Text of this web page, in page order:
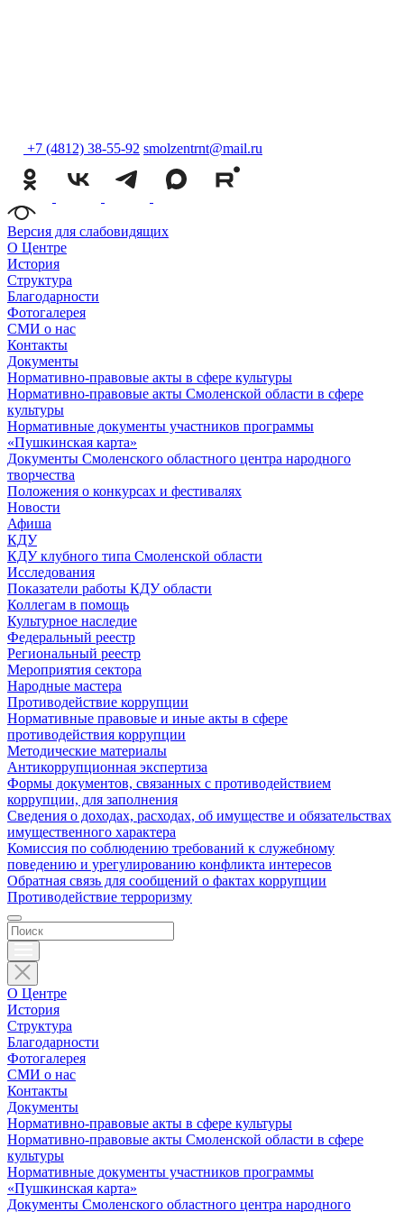
+7 (4812) 38-55-92 smolzentrnt@mail.ru
Версия для слабовидящих
О Центре
История
Структура
Благодарности
Фотогалерея
СМИ о нас
Контакты
Документы
Нормативно-правовые акты в сфере культуры
Нормативно-правовые акты Смоленской области в сфере
культуры
Нормативные документы участников программы
«Пушкинская карта»
Документы Смоленского областного центра народного
творчества
Положения о конкурсах и фестивалях
Новости
Афиша
КДУ
КДУ клубного типа Смоленской области
Исследования
Показатели работы КДУ области
Коллегам в помощь
Культурное наследие
Федеральный реестр
Региональный реестр
Мероприятия сектора
Народные мастера
Противодействие коррупции
Нормативные правовые и иные акты в сфере
противодействия коррупции
Методические материалы
Антикоррупционная экспертиза
Формы документов, связанных с противодействием
коррупции, для заполнения
Сведения о доходах, расходах, об имуществе и обязательствах
имущественного характера
Комиссия по соблюдению требований к служебному
поведению и урегулированию конфликта интересов
Обратная связь для сообщений о фактах коррупции
Противодействие терроризму
О Центре
История
Структура
Благодарности
Фотогалерея
СМИ о нас
Контакты
Документы
Нормативно-правовые акты в сфере культуры
Нормативно-правовые акты Смоленской области в сфере
культуры
Нормативные документы участников программы
«Пушкинская карта»
Документы Смоленского областного центра народного